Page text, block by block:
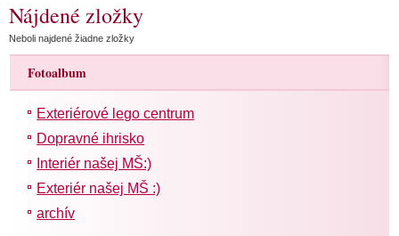
Nájdené zložky
Neboli najdené žiadne zložky
Fotoalbum
Exteriérové lego centrum
Dopravné ihrisko
Interiér našej MŠ:)
Exteriér našej MŠ :)
archív